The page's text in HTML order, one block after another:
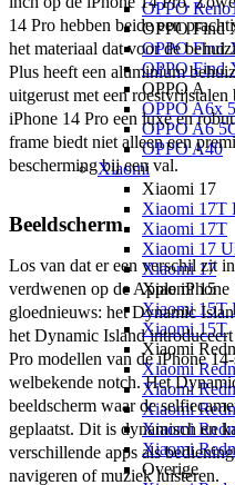
OPPO
OPPO Find
OPPO Find
OPPO Find
OPPO A
OPPO A6x
OPPO A6
OPPO A40
Xiaomi
Xiaomi 17
Xiaomi 17T
Xiaomi 17T
Xiaomi 17
Xiaomi 17
Xiaomi 15
Xiaomi 15T
Xiaomi 15T
Xiaomi
Xiaomi
Xiaomi
Xiaomi
Xiaomi
Xiaomi
Overige
14 Pro hebben beide een
het materiaal dat voor de
Plus heeft een aluminium
uitgerust met een
iPhone 14 Pro een luxe en
frame biedt niet alleen een
bescherming bij een val.
Beeldscherm
Los van dat er een verschil zit
verdwenen op de Apple
gloednieuws: het Dynamic
het Dynamic Island
Pro modellen van de iPhone
welbekende notch. Het
beeldscherm waar de
geplaatst. Dit is dynamisch en
verschillende apps als
navigeren of muziek luisteren.